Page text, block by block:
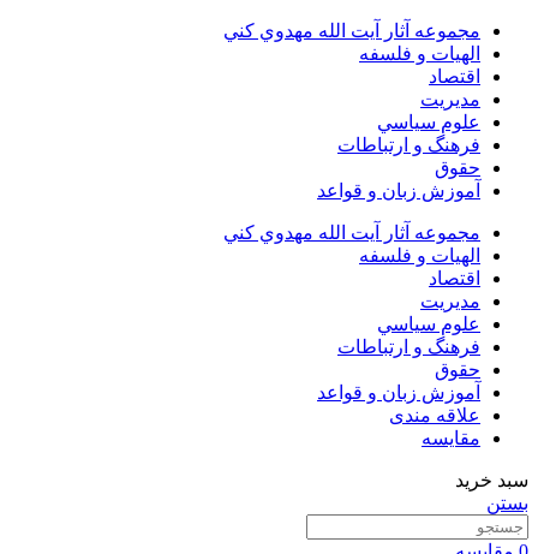
مجموعه آثار آيت الله مهدوي كني
الهیات و فلسفه
اقتصاد
مديريت
علوم سياسي
فرهنگ و ارتباطات
حقوق
آموزش زبان و قواعد
مجموعه آثار آيت الله مهدوي كني
الهیات و فلسفه
اقتصاد
مديريت
علوم سياسي
فرهنگ و ارتباطات
حقوق
آموزش زبان و قواعد
علاقه مندی
مقایسه
سبد خرید
بستن